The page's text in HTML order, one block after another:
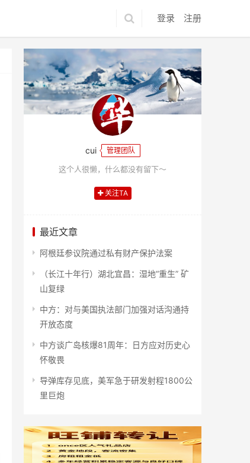
登录 注册
cui 管理团队
这个人很懒，什么都没有留下～
关注TA
最近文章
阿根廷参议院通过私有财产保护法案
（长江十年行）湖北宜昌：湿地“重生” 矿
山复绿
中方：对与美国执法部门加强对话沟通持
开放态度
中方谈广岛核爆81周年：日方应对历史心
怀敬畏
导弹库存见底，美军急于研发射程1800公
里巨炮